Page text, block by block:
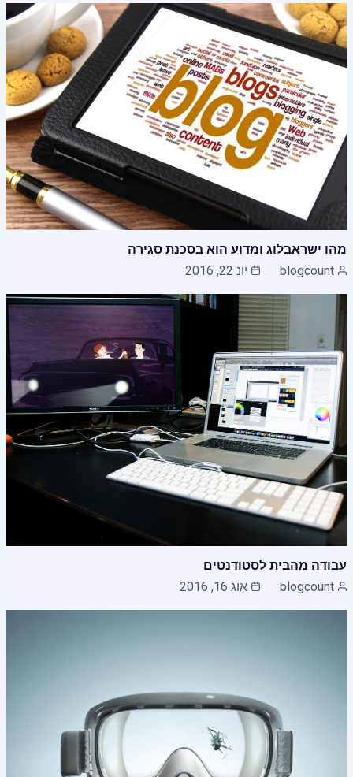
מהו ישראבלוג ומדוע הוא בסכנת סגירה
blogcount
יונ 22, 2016
עבודה מהבית לסטודנטים
blogcount
אוג 16, 2016